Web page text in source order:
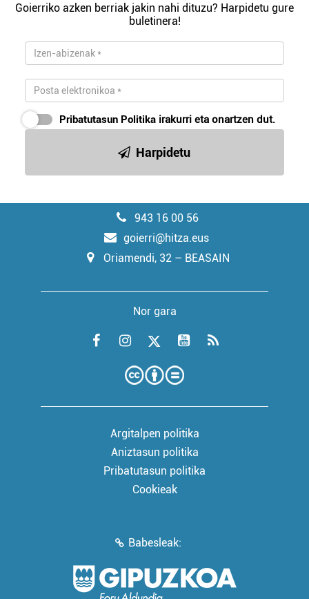
Goierriko azken berriak jakin nahi dituzu? Harpidetu gure
buletinera!
Pribatutasun Politika irakurri eta onartzen dut.
Harpidetu
943 16 00 56
goierri@hitza.eus
Oriamendi, 32 – BEASAIN
Nor gara
Argitalpen politika
Aniztasun politika
Pribatutasun politika
Cookieak
Babesleak: